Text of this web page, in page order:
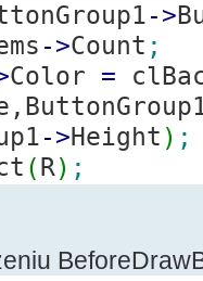
->
->Count ;
Color =
->Height ) ;
( R) ;